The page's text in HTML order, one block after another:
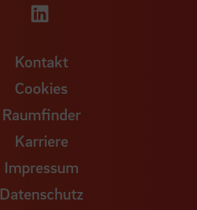
Zu unserer
Kontakt
Cookies
Raumfinder
Karriere
Impressum
Datenschutz